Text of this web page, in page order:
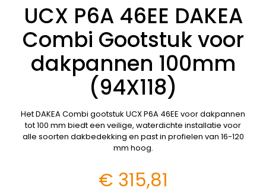
UCX P6A 46EE DAKEA
Combi Gootstuk voor
dakpannen 100mm
(94X118)
Het DAKEA Combi gootstuk UCX P6A 46EE voor dakpannen
tot 100 mm biedt een veilige, waterdichte installatie voor
alle soorten dakbedekking en past in profielen van 16-120
mm hoog.
€ 315,81